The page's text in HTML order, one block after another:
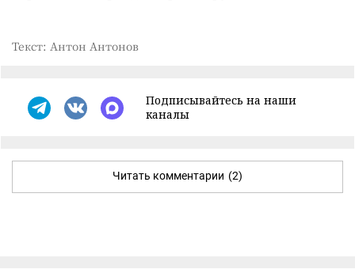
Текст: Антон Антонов
Подписывайтесь на наши
каналы
Читать комментарии (2)